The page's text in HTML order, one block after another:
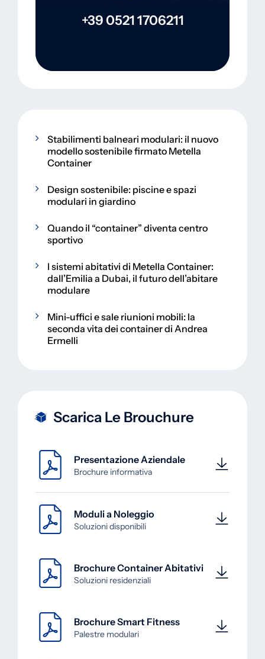
+39 0521 1706211
Stabilimenti balneari modulari: il nuovo
modello sostenibile firmato Metella
Container
Design sostenibile: piscine e spazi
modulari in giardino
Quando il “container” diventa centro
sportivo
I sistemi abitativi di Metella Container:
dall’Emilia a Dubai, il futuro dell’abitare
modulare
Mini-uffici e sale riunioni mobili: la
seconda vita dei container di Andrea
Ermelli
Scarica Le Brouchure
Presentazione Aziendale
Brochure informativa
Moduli a Noleggio
Soluzioni disponibili
Brochure Container Abitativi
Soluzioni residenziali
Brochure Smart Fitness
Palestre modulari